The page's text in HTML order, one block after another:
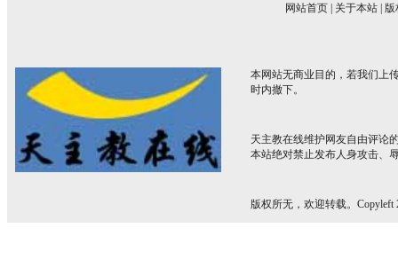
网站首页 关于本站 版
本网站无商业目的，若我们上
时内撤下。
天主教在线维护网友自由评论
本站绝对禁止发布人身攻击、
版权所无，欢迎转载。